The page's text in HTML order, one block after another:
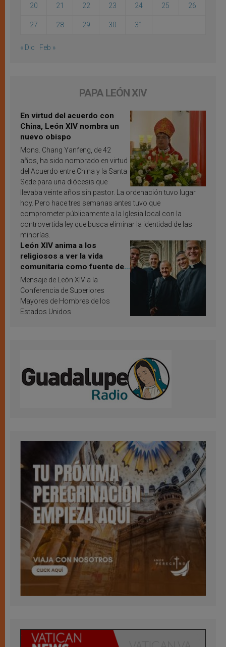
20 21 22 23 24 25 26
27 28 29 30 31
« Dic Feb »
PAPA LEÓN XIV
En virtud del acuerdo con
China, León XIV nombra un
nuevo obispo
Mons. Chang Yanfeng, de 42
años, ha sido nombrado en virtud
del Acuerdo entre China y la Santa
Sede para una diócesis que
llevaba veinte años sin pastor. La ordenación tuvo lugar
hoy. Pero hace tres semanas antes tuvo que
comprometer públicamente a la Iglesia local con la
controvertida ley que busca eliminar la identidad de las
minorías.
León XIV anima a los
religiosos a ver la vida
comunitaria como fuente de
inspiración y santificación
Mensaje de León XIV a la
Conferencia de Superiores
Mayores de Hombres de los
Estados Unidos